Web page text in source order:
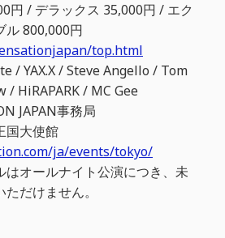
円 / デラックス 35,000円 / エク
ル 800,000円
top.html
/ YAX.X / Steve Angello / Tom
/ HiRAPARK / MC Gee
JAPAN事務局
国大使館
ja/events/tokyo/
オールナイト公演につき、未
だけません。